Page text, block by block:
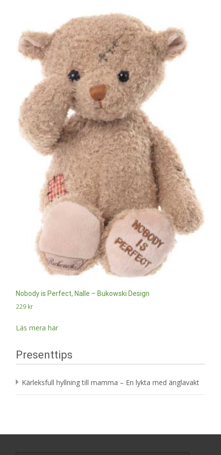
Nobody is Perfect, Nalle – Bukowski Design
229 kr
Läs mera här
Presenttips
Kärleksfull hyllning till mamma – En lykta med änglavakt